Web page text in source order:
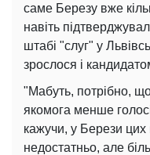
саме Березу вже
навіть
штабі "слуг" у
зрослося і
"Мабуть, потрібно,
якомога менше
кажучи, у Берези цих
недостатньо, але